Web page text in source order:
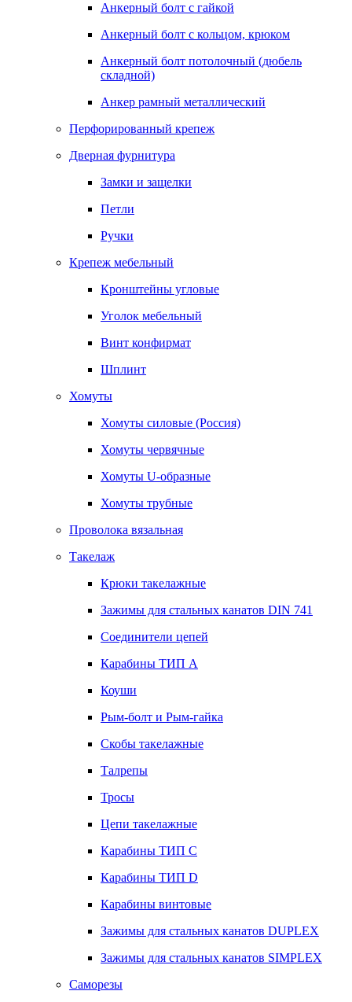
Анкерный болт с гайкой
Анкерный болт с кольцом, крюком
Анкерный болт потолочный (дюбель
складной)
Анкер рамный металлический
Перфорированный крепеж
Дверная фурнитура
Замки и защелки
Петли
Ручки
Крепеж мебельный
Кронштейны угловые
Уголок мебельный
Винт конфирмат
Шплинт
Хомуты
Хомуты силовые (Россия)
Хомуты червячные
Хомуты U-образные
Хомуты трубные
Проволока вязальная
Такелаж
Крюки такелажные
Зажимы для стальных канатов DIN 741
Соединители цепей
Карабины ТИП А
Коуши
Рым-болт и Рым-гайка
Скобы такелажные
Талрепы
Тросы
Цепи такелажные
Карабины ТИП C
Карабины ТИП D
Карабины винтовые
Зажимы для стальных канатов DUPLEX
Зажимы для стальных канатов SIMPLEX
Саморезы